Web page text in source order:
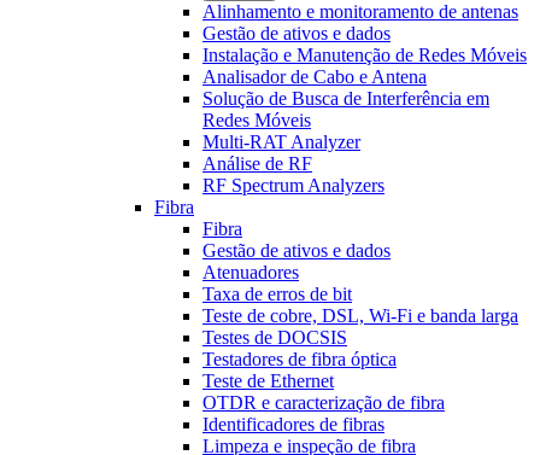
Alinhamento e monitoramento de antenas
Gestão de ativos e dados
Instalação e Manutenção de Redes Móveis
Analisador de Cabo e Antena
Solução de Busca de Interferência em
Redes Móveis
Multi-RAT Analyzer
Análise de RF
RF Spectrum Analyzers
Fibra
Fibra
Gestão de ativos e dados
Atenuadores
Taxa de erros de bit
Teste de cobre, DSL, Wi-Fi e banda larga
Testes de DOCSIS
Testadores de fibra óptica
Teste de Ethernet
OTDR e caracterização de fibra
Identificadores de fibras
Limpeza e inspeção de fibra